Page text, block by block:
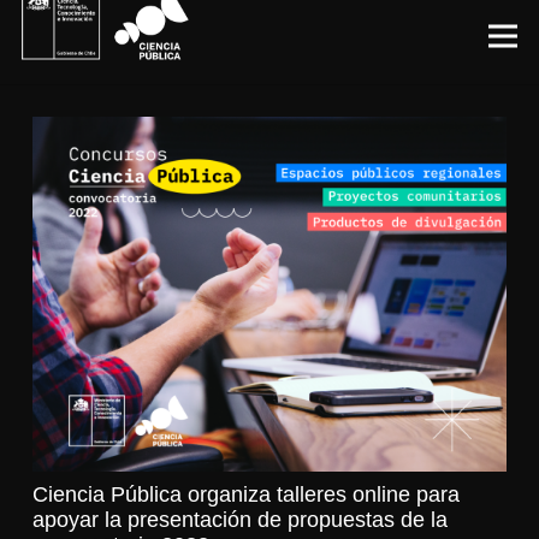
Ciencia Pública organiza talleres online para
apoyar la presentación de propuestas de la